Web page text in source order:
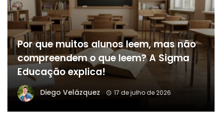
Por que muitos alunos leem, mas não
compreendem o que leem? A Sigma
Educação explica!
Diego Velázquez 17 de julho de 2026